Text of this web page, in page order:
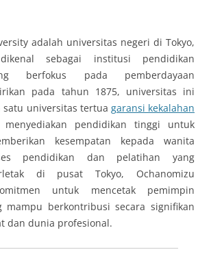
adalah universitas negeri di Tokyo,
sebagai institusi pendidikan
berfokus pada pemberdayaan
pada tahun 1875, universitas ini
satu universitas tertua garansi kekalahan
pendidikan tinggi untuk
kesempatan kepada wanita
pendidikan dan pelatihan yang
di pusat Tokyo, Ochanomizu
untuk mencetak pemimpin
mampu berkontribusi secara signifikan
dan dunia profesional.